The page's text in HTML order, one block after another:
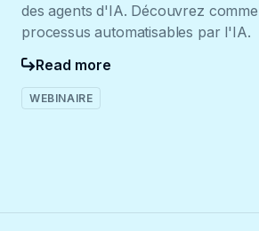
des agents d'IA. Découvrez
processus automatisables par l'IA.
Read more
WEBINAIRE